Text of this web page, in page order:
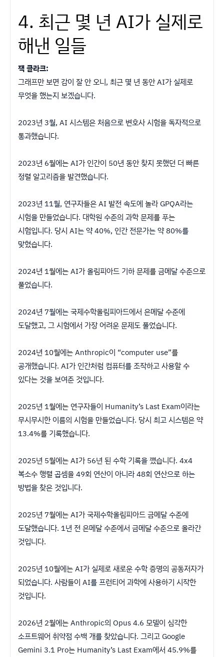
4. 최근 몇 년 AI가 실제로
해낸 일들
잭 클라크:
그래프만 보면 감이 잘 안 오니, 최근 몇 년 동안 AI가 실제로
무엇을 했는지 보겠습니다.
2023년 3월, AI 시스템은 처음으로 변호사 시험을 독자적으로
통과했습니다.
2023년 6월에는 AI가 인간이 50년 동안 찾지 못했던 더 빠른
정렬 알고리즘을 발견했습니다.
2023년 11월, 연구자들은 AI 발전 속도에 놀라 GPQA라는
시험을 만들었습니다. 대학원 수준의 과학 문제를 푸는
시험입니다. 당시 AI는 약 40%, 인간 전문가는 약 80%를
맞혔습니다.
2024년 1월에는 AI가 올림피아드 기하 문제를 금메달 수준으로
풀었습니다.
2024년 7월에는 국제수학올림피아드에서 은메달 수준에
도달했고, 그 시험에서 가장 어려운 문제도 풀었습니다.
2024년 10월에는 Anthropic이 “computer use”를
공개했습니다. AI가 인간처럼 컴퓨터를 조작하고 사용할 수
있다는 것을 보여준 것입니다.
2025년 1월에는 연구자들이 Humanity’s Last Exam이라는
무시무시한 이름의 시험을 만들었습니다. 당시 최고 시스템은 약
13.4%를 기록했습니다.
2025년 5월에는 AI가 56년 된 수학 기록을 깼습니다. 4x4
복소수 행렬 곱셈을 49회 연산이 아니라 48회 연산으로 하는
방법을 찾은 것입니다.
2025년 7월에는 AI가 국제수학올림피아드 금메달 수준에
도달했습니다. 1년 전 은메달 수준에서 금메달 수준으로 올라간
것입니다.
2025년 10월에는 AI가 실제로 새로운 수학 증명의 공동저자가
되었습니다. 사람들이 AI를 프런티어 과학에 사용하기 시작한
것입니다.
2026년 2월에는 Anthropic의 Opus 4.6 모델이 심각한
소프트웨어 취약점 수백 개를 찾았습니다. 그리고 Google
Gemini 3.1 Pro는 Humanity’s Last Exam에서 45.9%를